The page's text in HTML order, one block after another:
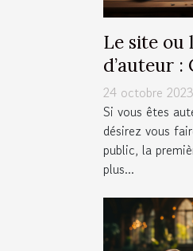
Le site ou
d’auteur :
s’en
large
24 octobre
Si vous êtes
désirez vous
public, la
plus...